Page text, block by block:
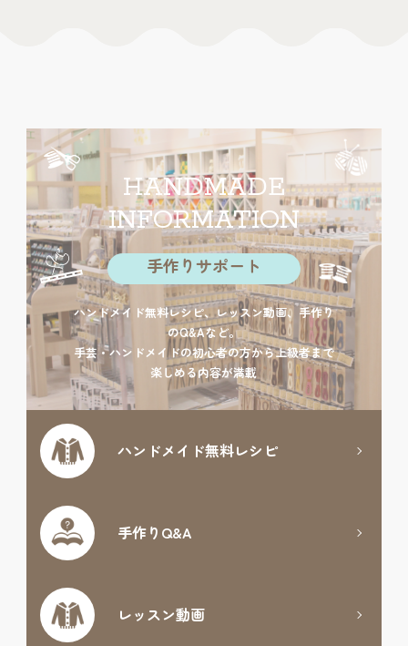
HANDMADE
INFORMATION
手作りサポート
ハンドメイド無料レシピ、レッスン動画、手作り
のQ&Aなど。
手芸・ハンドメイドの初心者の方から上級者まで
楽しめる内容が満載
ハンドメイド無料レシピ
手作りQ&A
レッスン動画